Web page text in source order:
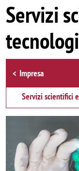
Servizi
Browse the
Impresa
Servizi scientifici